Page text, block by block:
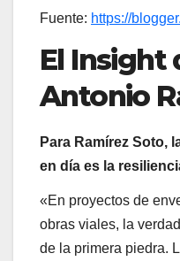
Fuente: https://
El Insight
Antonio
Para Ramírez Soto,
en día es la
«En proyectos de
obras viales, la
de la primera piedra.